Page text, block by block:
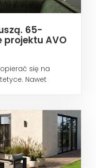
65-
projektu AVO
się na
Nawet